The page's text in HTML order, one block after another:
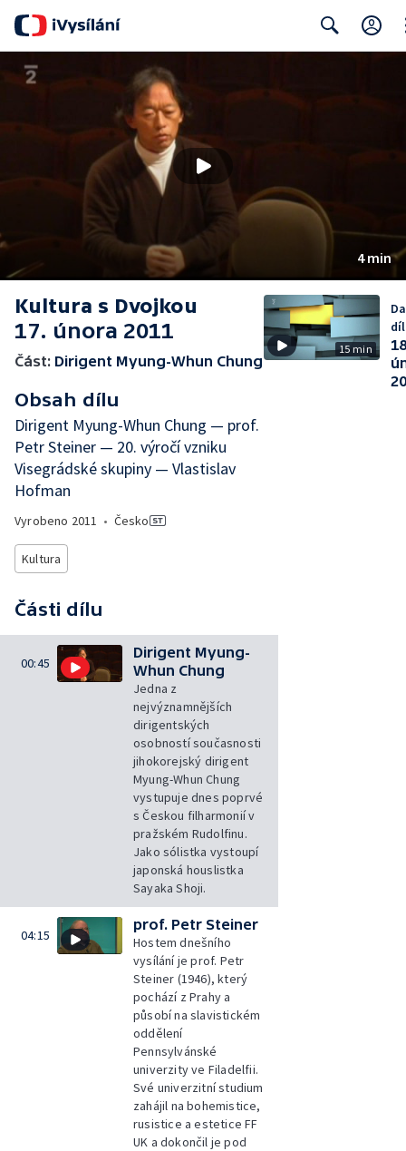
4 min
Kultura s Dvojkou
17. února 2011
Část: Dirigent Myung-Whun Chung
Obsah dílu
Dirigent Myung-Whun Chung — prof.
Petr Steiner — 20. výročí vzniku
Visegrádské skupiny — Vlastislav
Hofman
Vyrobeno 2011 • Česko
Kultura
Části dílu
00:45
Dirigent Myung-
Whun Chung
Jedna z
nejvýznamnějších
dirigentských
osobností současnosti
jihokorejský dirigent
Myung-Whun Chung
vystupuje dnes poprvé
s Českou filharmonií v
pražském Rudolfinu.
Jako sólistka vystoupí
japonská houslistka
Sayaka Shoji.
04:15
prof. Petr Steiner
Hostem dnešního
vysílání je prof. Petr
Steiner (1946), který
pochází z Prahy a
působí na slavistickém
oddělení
Pennsylvánské
univerzity ve Filadelfii.
Své univerzitní studium
zahájil na bohemistice,
rusistice a estetice FF
UK a dokončil je pod
15 min
díl